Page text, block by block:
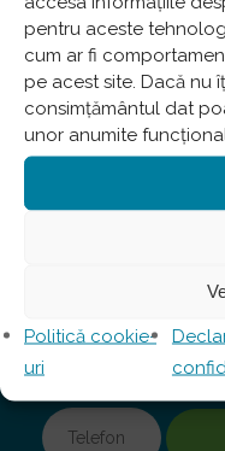
pentru aceste
cum ar fi
pe acest site. Dacă nu
consimțământul dat
unor anumite
Politică cookie-
uri
2022: Curs
Ortodonție
Course)
Pentru a fi la